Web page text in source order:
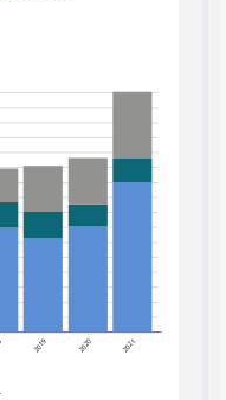
2019 2020 2021